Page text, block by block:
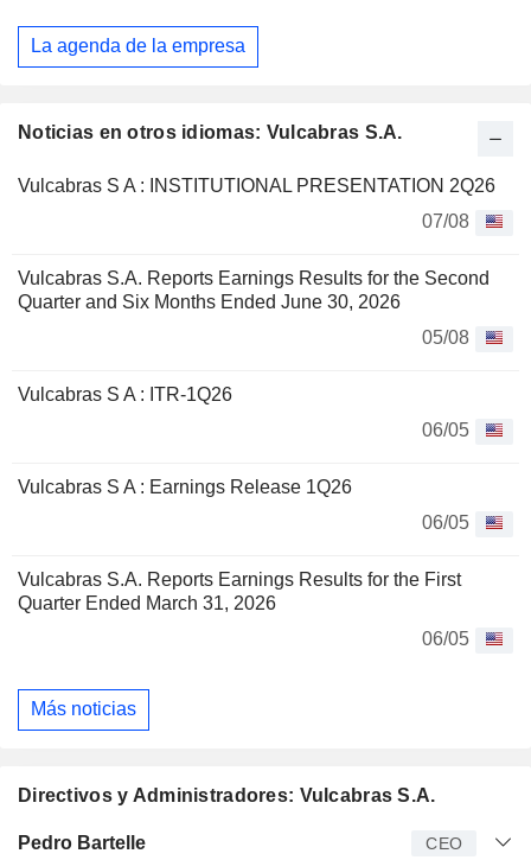
Noticias en otros idiomas: Vulcabras S.A.
Vulcabras S A : INSTITUTIONAL PRESENTATION 2Q26
07/08
Vulcabras S.A. Reports Earnings Results for the Second
Quarter and Six Months Ended June 30, 2026
05/08
Vulcabras S A : ITR-1Q26
06/05
Vulcabras S A : Earnings Release 1Q26
06/05
Vulcabras S.A. Reports Earnings Results for the First
Quarter Ended March 31, 2026
06/05
Más noticias
Directivos y Administradores: Vulcabras S.A.
Director Puesto
Pedro Bartelle CEO
La agenda de la empresa